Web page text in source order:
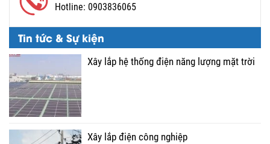
Hotline: 0903836065
Tin tức & Sự kiện
Xây lắp hệ thống điện năng lượng mặt trời
Xây lắp điện công nghiệp